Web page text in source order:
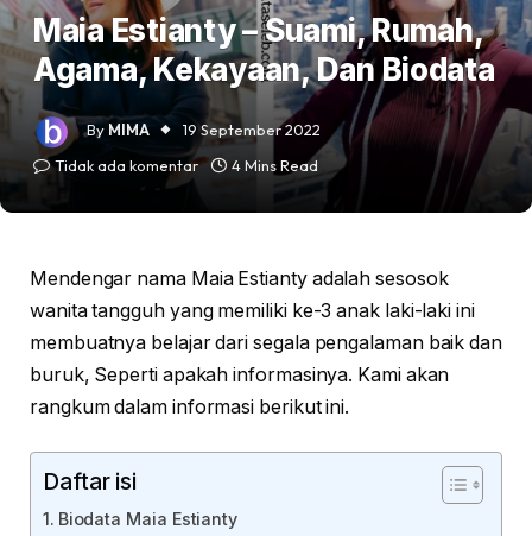
Maia Estianty – Suami, Rumah,
Agama, Kekayaan, Dan Biodata
By MIMA
19 September 2022
Tidak ada komentar
4 Mins Read
Mendengar nama Maia Estianty adalah sesosok
wanita tangguh yang memiliki ke-3 anak laki-laki ini
membuatnya belajar dari segala pengalaman baik dan
buruk, Seperti apakah informasinya. Kami akan
rangkum dalam informasi berikut ini.
Daftar isi
Biodata Maia Estianty